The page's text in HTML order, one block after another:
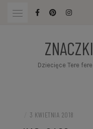
Dziecięce Tere
3 KWIETNIA 2018